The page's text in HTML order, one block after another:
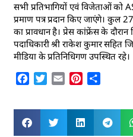
सभी प्रतिभागियों एवं विजेताओं को
प्रमाण पत्र प्रदान किए जाएंगे। कुल
का प्रावधान है। प्रेस कांफ्रेंस के
पदाधिकारी श्री राकेश कुमार सहित
मीडिया के प्रतिनिधिगण उपस्थित रहे।
Facebook
Twitter
Email Pinterest